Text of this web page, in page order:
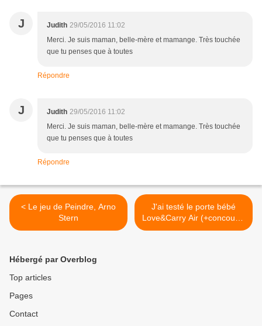
J Judith 29/05/2016 11:02
Merci. Je suis maman, belle-mère et mamange. Très touchée
que tu penses que à toutes
Répondre
J Judith 29/05/2016 11:02
Merci. Je suis maman, belle-mère et mamange. Très touchée
que tu penses que à toutes
Répondre
< Le jeu de Peindre, Arno
Stern
J'ai testé le porte bébé
Love&Carry Air (+concours)
>
Hébergé par Overblog
Top articles
Pages
Contact